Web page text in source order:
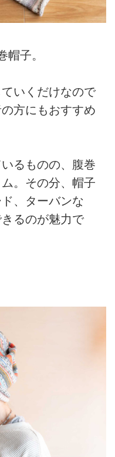
帽子。
ていくだけなので
方にもおすすめ
るものの、腹巻
。その分、帽子
、ターバンな
るのが魅力で